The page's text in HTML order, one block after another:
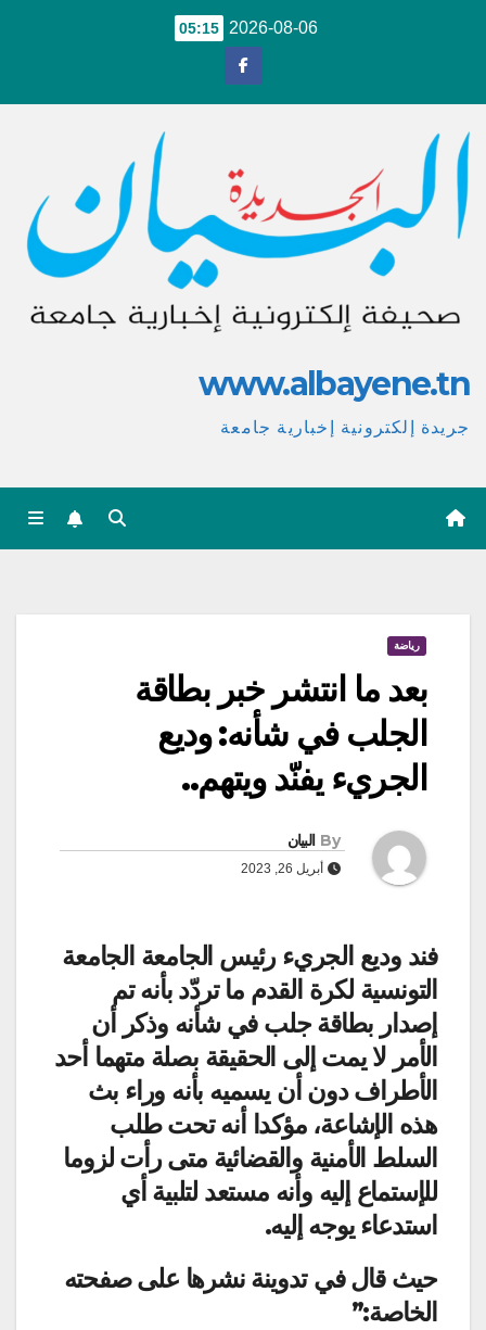
2026-08-06
05:15
www.albayene.tn
جريدة إلكترونية إخبارية جامعة
رياضة
بعد ما انتشر خبر بطاقة
الجلب في شأنه: وديع
الجريء يفنّد ويتهم..
By البيان
أبريل 26, 2023
فند وديع الجريء رئيس الجامعة الجامعة
التونسية لكرة القدم ما تردّد بأنه تم
إصدار بطاقة جلب في شأنه وذكر أن
الأمر لا يمت إلى الحقيقة بصلة متهما أحد
الأطراف دون أن يسميه بأنه وراء بث
هذه الإشاعة، مؤكدا أنه تحت طلب
السلط الأمنية والقضائية متى رأت لزوما
للإستماع إليه وأنه مستعد لتلبية أي
استدعاء يوجه إليه.
حيث قال في تدوينة نشرها على صفحته
الخاصة:”